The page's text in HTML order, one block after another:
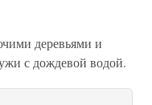
деревьями и
с дождевой водой.